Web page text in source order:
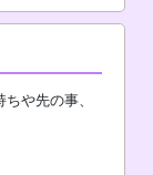
や先の事、